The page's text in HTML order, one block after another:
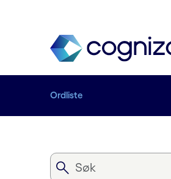
Ordliste